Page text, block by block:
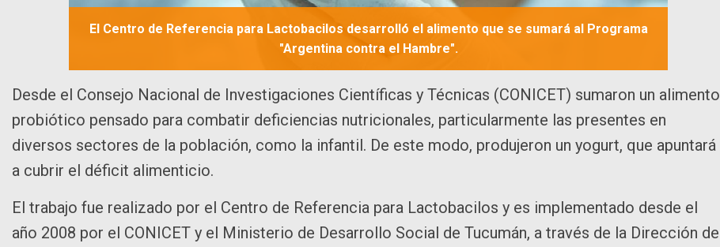
El Centro de Referencia para Lactobacilos desarrolló el alimento que se sumará al Programa
"Argentina contra el Hambre".
Desde el Consejo Nacional de Investigaciones Científicas y Técnicas (CONICET) sumaron un alimento
probiótico pensado para combatir deficiencias nutricionales, particularmente las presentes en
diversos sectores de la población, como la infantil. De este modo, produjeron un yogurt, que apuntará
a cubrir el déficit alimenticio.
El trabajo fue realizado por el Centro de Referencia para Lactobacilos y es implementado desde el
año 2008 por el CONICET y el Ministerio de Desarrollo Social de Tucumán, a través de la Dirección de